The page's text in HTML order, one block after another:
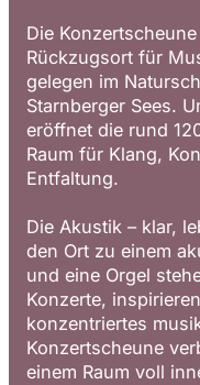
Die
Rückzugsort für
gelegen im
Starnberger Sees.
eröffnet die rund
Raum für Klang,
Entfaltung.
Die Akustik – klar,
den Ort zu einem
und eine Orgel
Konzerte,
konzentriertes
Konzertscheune
einem Raum voll